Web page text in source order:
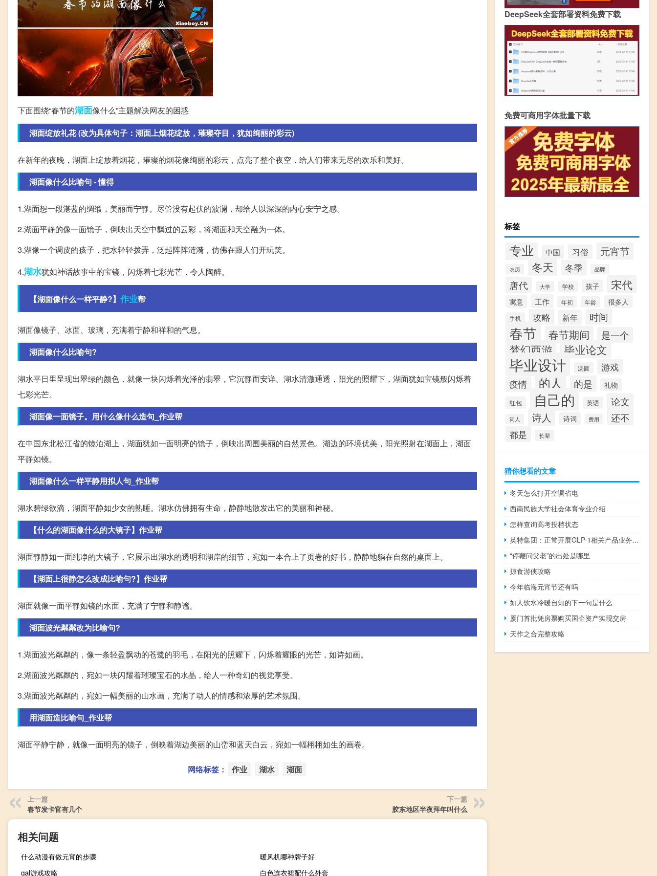
下面围绕“春节的湖面像什么”主题解决网友的困惑
湖面绽放礼花 (改为具体句子：湖面上烟花绽放，璀璨夺目，犹如绚丽的彩云)
在新年的夜晚，湖面上绽放着烟花，璀璨的烟花像绚丽的彩云，点亮了整个夜空，给人们带来无尽的欢乐和美好。
湖面像什么比喻句 - 懂得
1.湖面想一段湛蓝的绸缎，美丽而宁静。尽管没有起伏的波澜，却给人以深深的内心安宁之感。
2.湖面平静的像一面镜子，倒映出天空中飘过的云彩，将湖面和天空融为一体。
3.湖像一个调皮的孩子，把水轻轻拨弄，泛起阵阵涟漪，仿佛在跟人们开玩笑。
4.湖水犹如神话故事中的宝镜，闪烁着七彩光芒，令人陶醉。
【湖面像什么一样平静?】 作业帮
湖面像镜子、冰面、玻璃，充满着宁静和祥和的气息。
湖面像什么比喻句?
湖水平日里呈现出翠绿的颜色，就像一块闪烁着光泽的翡翠，它沉静而安详。湖水清澈通透，阳光的照耀下，湖面犹如宝镜般闪烁着
七彩光芒。
湖面像一面镜子。用什么像什么造句_作业帮
在中国东北松江省的镜泊湖上，湖面犹如一面明亮的镜子，倒映出周围美丽的自然景色。湖边的环境优美，阳光照射在湖面上，湖面
平静如镜。
湖面像什么一样平静用拟人句_作业帮
湖水碧绿欲滴，湖面平静如少女的熟睡。湖水仿佛拥有生命，静静地散发出它的美丽和神秘。
【什么的湖面像什么的大镜子】作业帮
湖面静静如一面纯净的大镜子，它展示出湖水的透明和湖岸的细节，宛如一本合上了页卷的好书，静静地躺在自然的桌面上。
【湖面上很静怎么改成比喻句?】作业帮
湖面就像一面平静如镜的水面，充满了宁静和静谧。
湖面波光粼粼改为比喻句?
1.湖面波光粼粼的，像一条轻盈飘动的苍鹭的羽毛，在阳光的照耀下，闪烁着耀眼的光芒，如诗如画。
2.湖面波光粼粼的，宛如一块闪耀着璀璨宝石的水晶，给人一种奇幻的视觉享受。
3.湖面波光粼粼的，宛如一幅美丽的山水画，充满了动人的情感和浓厚的艺术氛围。
用湖面造比喻句_作业帮
湖面平静宁静，就像一面明亮的镜子，倒映着湖边美丽的山峦和蓝天白云，宛如一幅栩栩如生的画卷。
网络标签： 作业 湖水 湖面
上一篇
春节发卡官有几个
下一篇
胶东地区半夜拜年叫什么
相关问题
什么动漫有做元宵的步骤
暖风机哪种牌子好
gal游戏攻略
白色连衣裙配什么外套
DeepSeek全套部署资料免费下载
免费可商用字体批量下载
标签
专业 中国 习俗 元宵节
农历 冬天 冬季 品牌
唐代 大学 学校 孩子 宋代
寓意 工作 年初 年龄 很多人
手机 攻略 新年 时间
春节 春节期间 是一个
梦幻西游 毕业论文
毕业设计 汤圆 游戏
疫情 的人 的是 礼物
红包 自己的 英语 论文
词人 诗人 诗词 费用 还不
都是 长辈
猜你想看的文章
冬天怎么打开空调省电
西南民族大学社会体育专业介绍
怎样查询高考投档状态
英特集团：正常开展GLP-1相关产品业务与礼来、诺和诺德等企业持续开展对接与合作
“停鞭问父老”的出处是哪里
掠食游侠攻略
今年临海元宵节还有吗
如人饮水冷暖自知的下一句是什么
厦门首批凭房票购买国企资产实现交房
天作之合完整攻略